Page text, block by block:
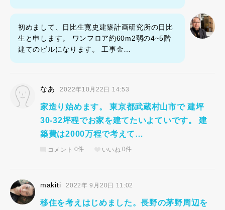
初めまして、日比生寛史建築計画研究所の日比
生と申します。 ワンフロア約60m2弱の4~5階
建てのビルになります。 工事金…
なあ 2022年10月22日 14:53
家造り始めます。 東京都武蔵村山市で 建坪
30-32坪程でお家を建てたいよていです。 建
築費は2000万程で考えて…
コメント 0件 いいね 0件
makiti 2022年 9月20日 11:02
移住を考えはじめました。長野の茅野周辺を